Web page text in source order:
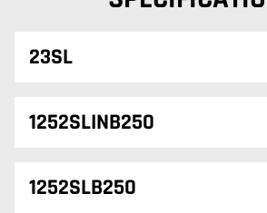
23SL
1252SLINB250
1252SLB250